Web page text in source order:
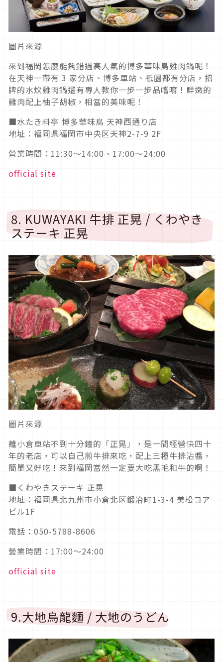
圖片來源
來到福岡怎麼能夠錯過高人氣的博多華味鳥雞肉鍋呢！
在天神一帶有 3 家分店、博多車站、祇園都有分店，招
牌的水炊雞肉鍋還有專人教你一步一步品嚐唷！鮮嫩的
雞肉配上柚子胡椒，相當的美味呢！
■水たき料亭 博多華味鳥 天神西通り店
地址：福岡県福岡市中央区天神2-7-9 2F
營業時間：11:30～14:00、17:00～24:00
official site
8. KUWAYAKI 牛排 正晃 / くわやき
ステーキ 正晃
圖片來源
離小倉車站不到十分鐘的「正晃」，是一間經營快四十
年的老店，可以自己煎牛排來吃，配上三種牛排沾醬，
簡單又好吃！來到福岡當然一定要大吃黑毛和牛的啊！
■くわやきステーキ 正晃
地址：福岡県北九州市小倉北区鍛冶町1-3-4 美松コア
ビル1F
電話：050-5788-8606
營業時間：17:00～24:00
official site
9.大地烏龍麵 / 大地のうどん